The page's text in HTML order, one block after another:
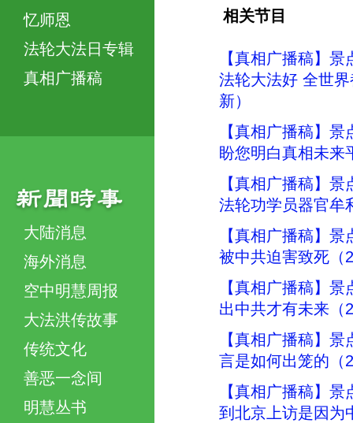
忆师恩
法轮大法日专辑
真相广播稿
大陆消息
海外消息
空中明慧周报
大法洪传故事
传统文化
善恶一念间
明慧丛书
相关节目
【真相广播稿】
法轮大法好 全世
新）
【真相广播稿】
盼您明白真相未来
【真相广播稿】
法轮功学员器官牟
【真相广播稿】
被中共迫害致死（
【真相广播稿】
出中共才有未来（
【真相广播稿】
言是如何出笼的（
【真相广播稿】
到北京上访是因为